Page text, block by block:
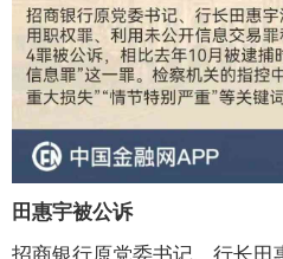
田惠宇被公诉
招商银行原党委书记、行长田